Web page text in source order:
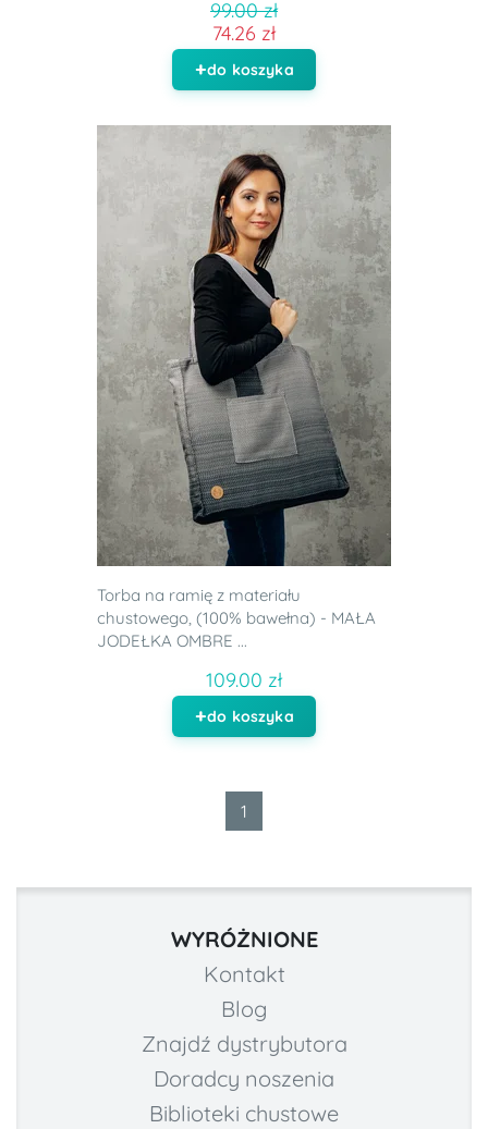
99.00 zł
74.26 zł
do koszyka
Torba na ramię z materiału
chustowego, (100% bawełna) - MAŁA
JODEŁKA OMBRE ...
109.00 zł
do koszyka
1
WYRÓŻNIONE
Kontakt
Blog
Znajdź dystrybutora
Doradcy noszenia
Biblioteki chustowe